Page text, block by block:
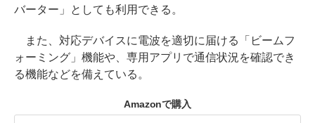
バーター」としても利用できる。
また、対応デバイスに電波を適切に届ける「ビームフ
ォーミング」機能や、専用アプリで通信状況を確認でき
る機能などを備えている。
Amazonで購入